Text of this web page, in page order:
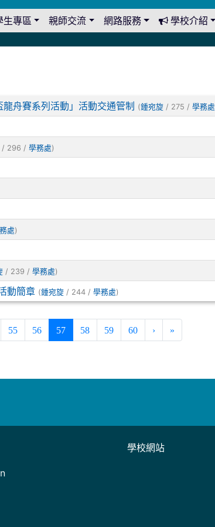
專區 親師交流 網路服務 學校介紹
舟賽系列活動」活動交通管制 (鍾宛旋 / 275 /學務處
/ 296 /學務處)
處)
/ 239 /學務處)
動簡章 (鍾宛旋 / 244 /學務處)
55 56 57(current)
58 59 60 › »
學校網站